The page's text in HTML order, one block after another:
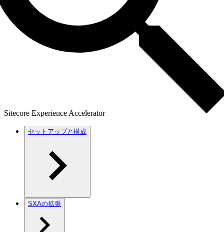
Sitecore Experience Accelerator
セットアップと構成
SXAの拡張